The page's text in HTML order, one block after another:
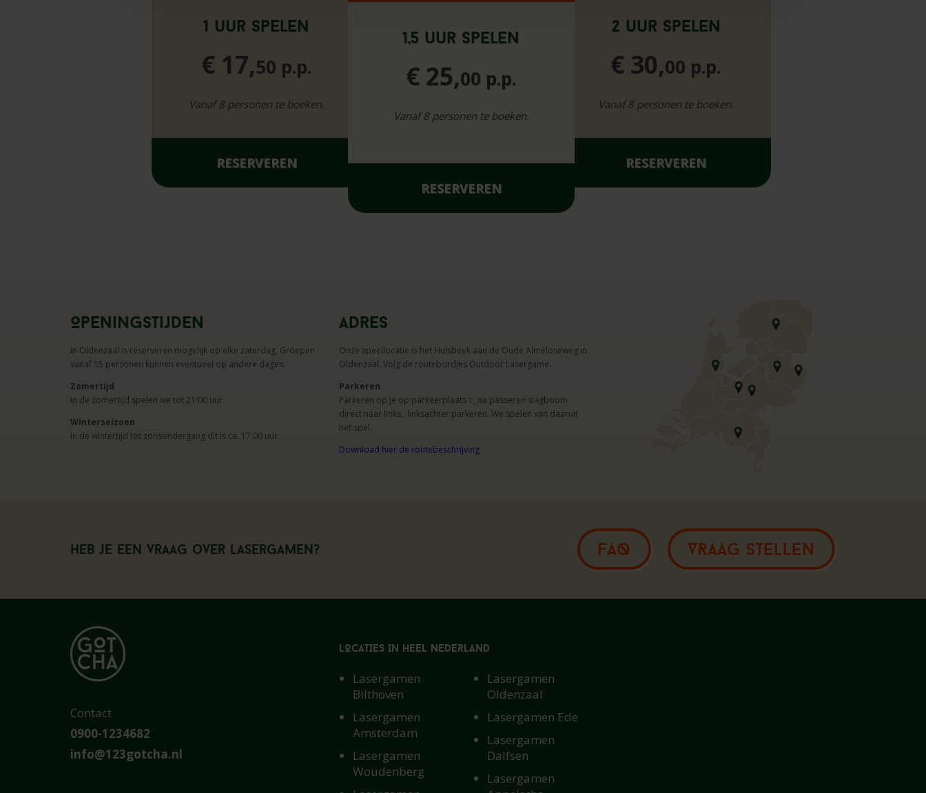
1 uur spelen
€ 17,50 p.p.
Vanaf 8 personen te boeken.
RESERVEREN
1,5 uur spelen
€ 25,00 p.p.
Vanaf 8 personen te boeken.
RESERVEREN
2 uur spelen
€ 30,00 p.p.
Vanaf 8 personen te boeken.
RESERVEREN
Openingstijden
In Oldenzaal is reserveren mogelijk op elke zaterdag. Groepen
vanaf 15 personen kunnen eventueel op andere dagen.
Zomertijd
In de zomertijd spelen we tot 21:00 uur
Winterseizoen
In de wintertijd tot zonsondergang dit is ca. 17:00 uur
Adres
Onze speellocatie is het Hulsbeek aan de Oude Almeloseweg in
Oldenzaal. Volg de routebordjes Outdoor Lasergame.
Parkeren
Parkeren op je op parkeerplaats 1, na passeren slagboom
direct naar links, linksachter parkeren. We spelen van daaruit
het spel.
Download hier de routebeschrijving
Heb je een vraag over Lasergamen? FAQ VRAAG STELLEN
Contact
0900-1234682
info@123gotcha.nl
LOCATIES IN HEEL NEDERLAND
Lasergamen
Bilthoven
Lasergamen
Amsterdam
Lasergamen
Woudenberg
Lasergamen
Oldenzaal
Lasergamen Ede
Lasergamen
Dalfsen
Lasergamen
De locatie